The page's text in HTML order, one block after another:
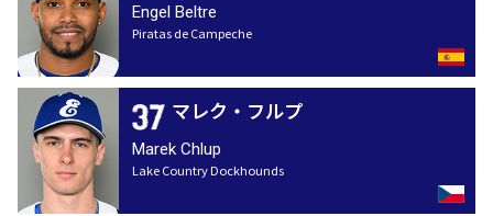
Engel Beltre
Piratas de Campeche
マレク・フルプ
Marek Chlup
Lake Country Dockhounds